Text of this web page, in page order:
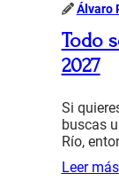
Álvaro
Todo
2027
Si
buscas
Río,
Leer más